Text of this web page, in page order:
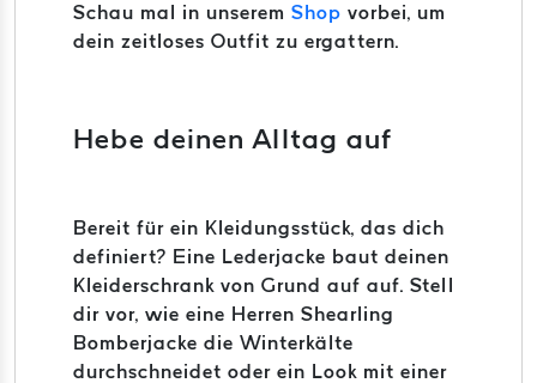
Schau mal in unserem Shop vorbei, um
dein zeitloses Outfit zu ergattern.
Hebe deinen Alltag auf
Bereit für ein Kleidungsstück, das dich
definiert? Eine Lederjacke baut deinen
Kleiderschrank von Grund auf auf. Stell
dir vor, wie eine Herren Shearling
Bomberjacke die Winterkälte
durchschneidet oder ein Look mit einer